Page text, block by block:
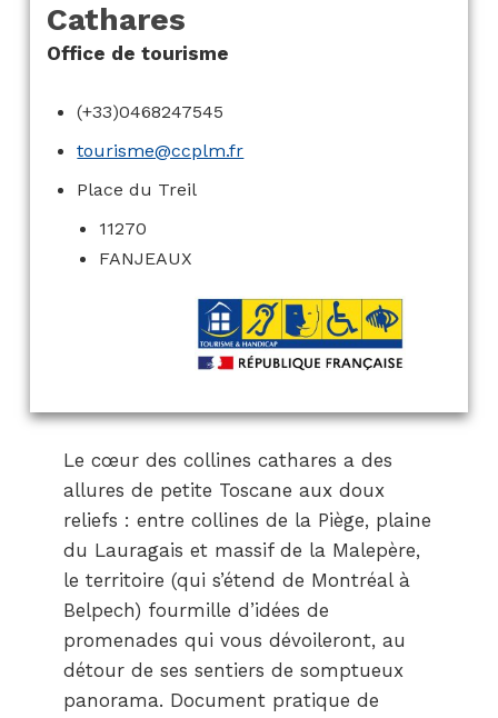
Cathares
Office de tourisme
(+33)0468247545
tourisme@ccplm.fr
Place du Treil
11270
FANJEAUX
Le cœur des collines cathares a des
allures de petite Toscane aux doux
reliefs : entre collines de la Piège, plaine
du Lauragais et massif de la Malepère,
le territoire (qui s’étend de Montréal à
Belpech) fourmille d’idées de
promenades qui vous dévoileront, au
détour de ses sentiers de somptueux
panorama. Document pratique de